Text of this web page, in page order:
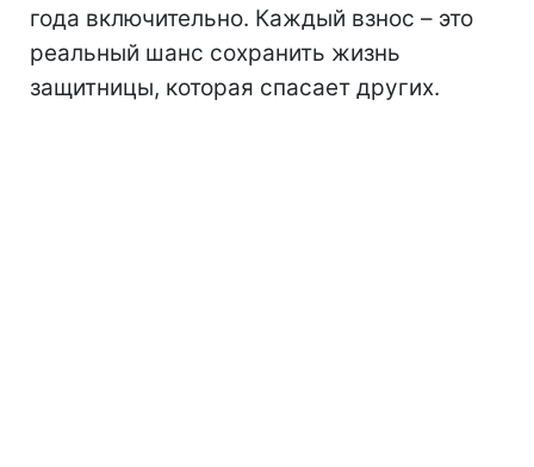
года включительно. Каждый взнос – это
реальный шанс сохранить жизнь
защитницы, которая спасает других.